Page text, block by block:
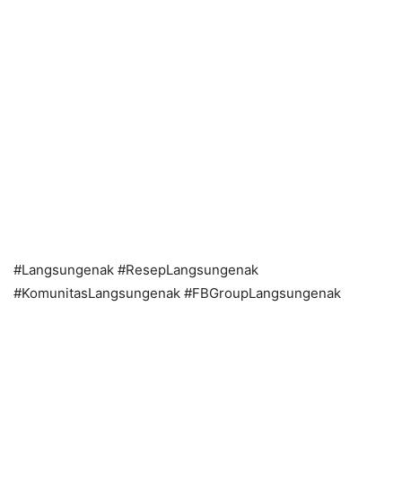
#Langsungenak #ResepLangsungenak
#KomunitasLangsungenak #FBGroupLangsungenak